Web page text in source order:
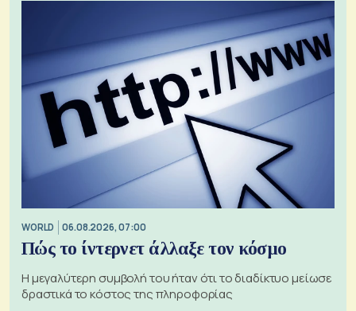
WORLD 06.08.2026, 07:00
Πώς το ίντερνετ άλλαξε τον κόσμο
Η μεγαλύτερη συμβολή του ήταν ότι το διαδίκτυο μείωσε
δραστικά το κόστος της πληροφορίας